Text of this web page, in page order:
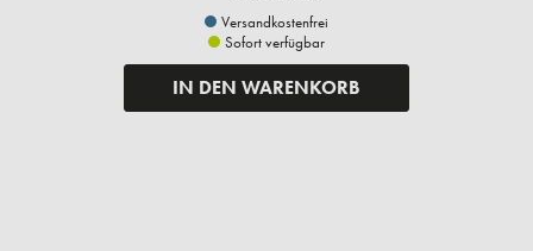
Versandkostenfrei
Sofort verfügbar
IN DEN WARENKORB